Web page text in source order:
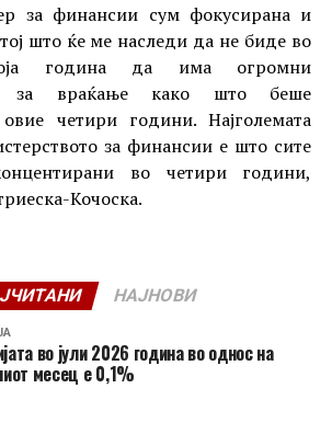
за финансии сум фокусирана и
што ќе ме наследи да не биде во
година да има огромни
за враќање како што беше
овие четири години. Најголемата
за финансии е што сите
во четири години,
Кочоска.
НАЈНОВИ
во јули 2026 година во однос на
месец е 0,1%